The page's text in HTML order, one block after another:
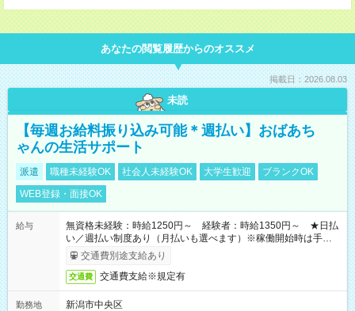
あなたの閲覧履歴からのオススメ
掲載日：2026.08.03
未読
【毎週お給料振り込み可能＊週払い】おばあち
ゃんの生活サポート
派遣 職種未経験OK 社会人未経験OK 大学生歓迎
ブランクOK
WEB登録・面接OK
給与
無資格未経験：時給1250円～ 経験者：時給1350円～ ★日払
い／週払い制度あり（月払いも選べます）※稼働開始時は手続き
完了次第のお支払いとなります。
交通費別途支給あり
交通費 交通費支給※規定有
勤務地
新潟市中央区